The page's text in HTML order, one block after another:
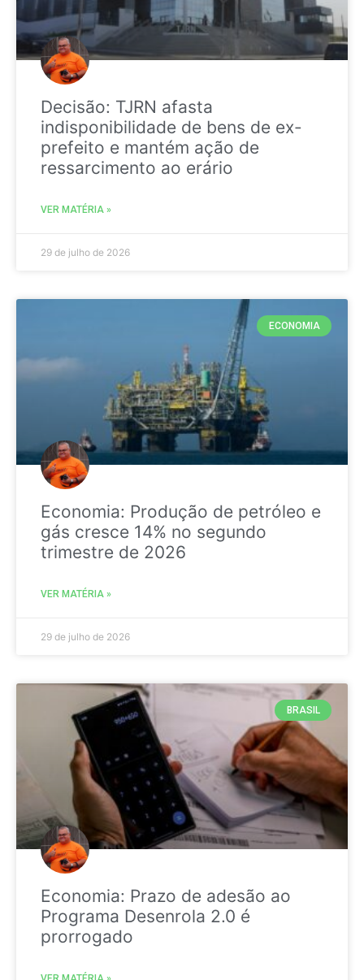
Decisão: TJRN afasta
indisponibilidade de bens de ex-
prefeito e mantém ação de
ressarcimento ao erário
VER MATÉRIA »
29 de julho de 2026
ECONOMIA
Economia: Produção de petróleo e
gás cresce 14% no segundo
trimestre de 2026
VER MATÉRIA »
29 de julho de 2026
BRASIL
Economia: Prazo de adesão ao
Programa Desenrola 2.0 é
prorrogado